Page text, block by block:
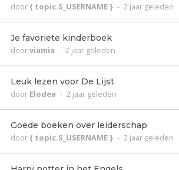
door{ topic.S_USERNAME } - 2 jaar geleden
Je favoriete kinderboek
doorviamia - 2 jaar geleden
Leuk lezen voor De Lijst
door Elodea - 2 jaar geleden
Goede boeken over leiderschap
door{ topic.S_USERNAME } - 2 jaar geleden